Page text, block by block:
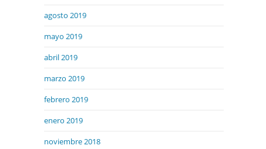
agosto 2019
mayo 2019
abril 2019
marzo 2019
febrero 2019
enero 2019
noviembre 2018